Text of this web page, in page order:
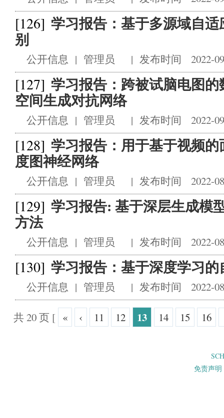
[126] 学习报告：基于多源域自
别
公开信息 | 管理员 | 发布时间 2022-
[127] 学习报告：跨被试脑电图
空间生成对抗网络
公开信息 | 管理员 | 发布时间 2022-
[128] 学习报告：用于基于视频
度图神经网络
公开信息 | 管理员 | 发布时间 2022-
[129] 学习报告: 基于深层生成模
方法
公开信息 | 管理员 | 发布时间 2022-
[130] 学习报告：基于深度学习
公开信息 | 管理员 | 发布时间 2022-
共 20 页 [ « ‹ 11 12 13 14 15 16
免责声明